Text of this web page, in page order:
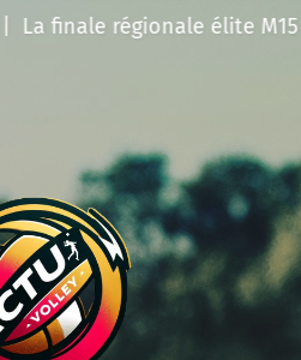
élite M15 féminines